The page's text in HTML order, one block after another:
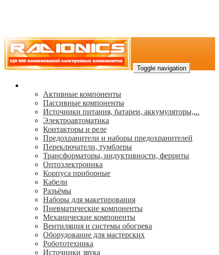
Toggle navigation
Активные компоненты
Пассивные компоненты
Источники питания, батареи, аккумуляторы,...
Электроавтоматика
Контакторы и реле
Предохранители и наборы предохранителей
Переключатели, тумблеры
Трансформаторы, индуктивности, ферриты
Oптоэлектроника
Корпуса приборные
Кабели
Разъёмы
Наборы для макетирования
Пневматические компоненты
Механические компоненты
Вентиляция и системы обогрева
Оборудование для мастерских
Робототехника
Источники звука